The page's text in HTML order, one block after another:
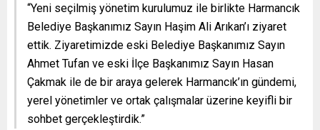
“Yeni seçilmiş yönetim kurulumuz ile birlikte Harmancık
Belediye Başkanımız Sayın Haşim Ali Arıkan’ı ziyaret
ettik. Ziyaretimizde eski Belediye Başkanımız Sayın
Ahmet Tufan ve eski İlçe Başkanımız Sayın Hasan
Çakmak ile de bir araya gelerek Harmancık’ın gündemi,
yerel yönetimler ve ortak çalışmalar üzerine keyifli bir
sohbet gerçekleştirdik.”